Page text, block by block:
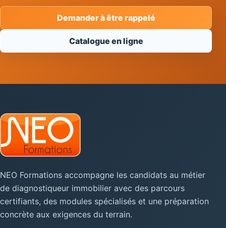
Demander à être rappelé
Catalogue en ligne
NEO Formations accompagne les candidats au métier
de diagnostiqueur immobilier avec des parcours
certifiants, des modules spécialisés et une préparation
concrète aux exigences du terrain.